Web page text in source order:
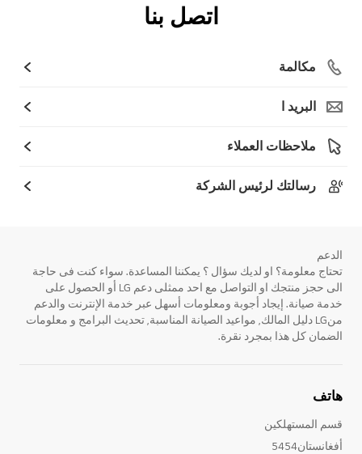
اتصل بنا
مكالمة
البريد ا
ملاحظات العملاء
رسالتك لرئيس الشركة
الدعم
تحتاج معلومة؟ او لديك سؤال ؟ يمكننا المساعدة. سواء كنت فى حاجة
الى حجز منتجك او التواصل مع احد ممثلى دعم LG أو الحصول على
خدمة صيانة. إيجاد أجوبة ومعلومات أسهل عبر خدمة الإنترنت والدعم
منLG دليل المالك, مواعيد الصيانة المناسبة, تحديث البرامج و معلومات
الضمان كل هذا بمجرد نقرة.
هاتف
قسم المستهلكين
أفغانستان5454